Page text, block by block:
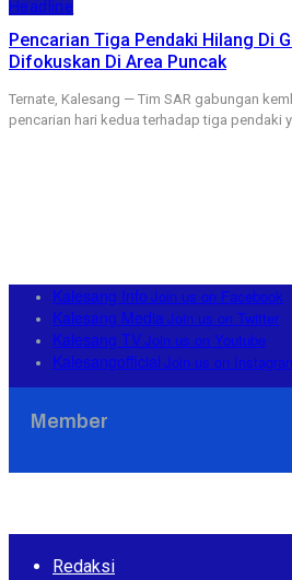
Headline
Pencarian Tiga Pendaki Hilang Di
Difokuskan Di Area Puncak
Ternate, Kalesang — Tim SAR gabungan
pencarian hari kedua terhadap tiga pendaki
Kalesang Info Join us on Facebook
Kalesang Media Join us on Twitter
Kalesang TVJoin us on Youtube
Kalesangofficial Join us on
Member
Redaksi